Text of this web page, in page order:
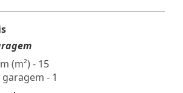
(m²) - 15
garagem - 1